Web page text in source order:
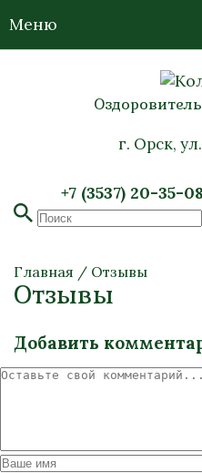
г. Орск,
+7 (3537) 20-35-08
Меню
Главная / Отзывы
Отзывы
Добавить